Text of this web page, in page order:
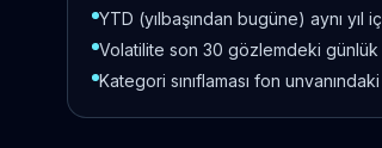
YTD (yılbaşından bugüne) aynı
Volatilite son 30 gözlemdeki günlük
Kategori sınıflaması fon